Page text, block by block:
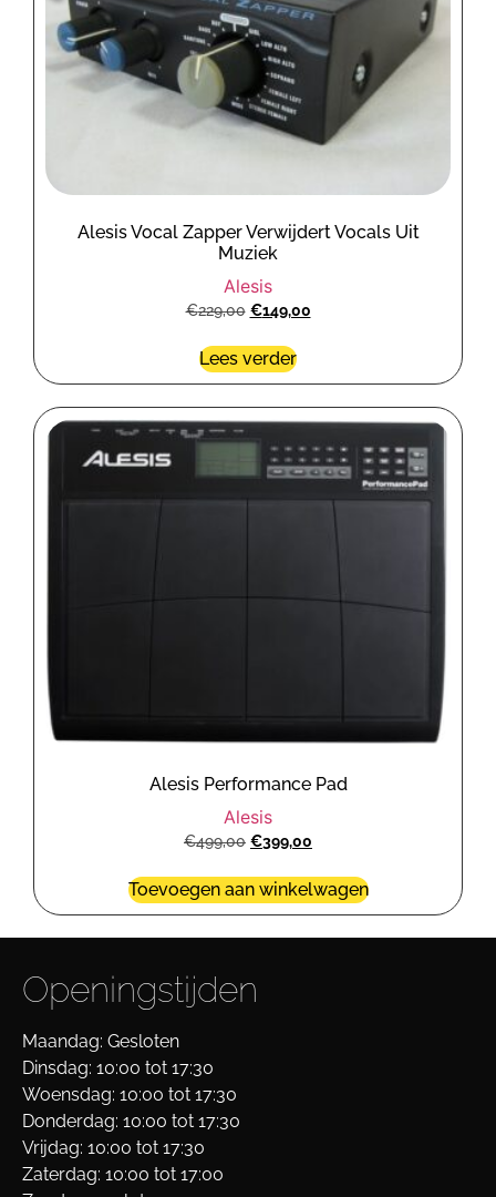
Alesis Vocal Zapper Verwijdert Vocals Uit
Muziek
Alesis
€229,00 €149,00
Lees verder
Alesis Performance Pad
Alesis
€499,00 €399,00
Toevoegen aan winkelwagen
Openingstijden
Maandag: Gesloten
Dinsdag: 10:00 tot 17:30
Woensdag: 10:00 tot 17:30
Donderdag: 10:00 tot 17:30
Vrijdag: 10:00 tot 17:30
Zaterdag: 10:00 tot 17:00